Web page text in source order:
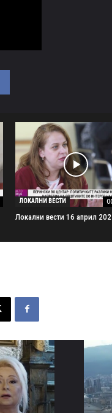
ЛОКАЛНИ ВЕСТИ
Локални вести 16 април